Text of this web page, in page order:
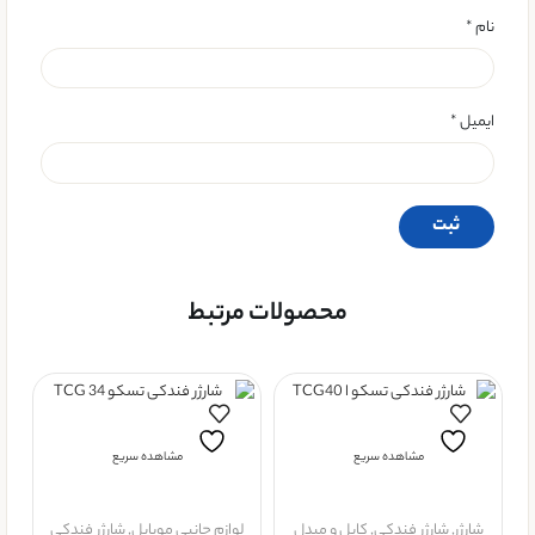
نام*
ایمیل*
محصولات مرتبط
مشاهده سریع مشاهده سریع